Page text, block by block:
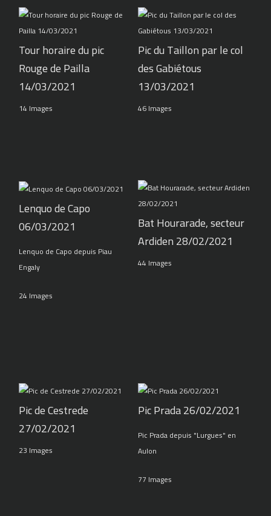
Tour horaire du pic
Rouge de Pailla
14/03/2021
14 Images
Pic du Taillon par le col
des Gabiétous
13/03/2021
46 Images
Lenquo de Capo
06/03/2021
Lenquo de Capo depuis Piau
Engaly
24 Images
Bat Hourarade, secteur
Ardiden 28/02/2021
44 Images
Pic de Cestrede
27/02/2021
23 Images
Pic Prada 26/02/2021
Pic Prada depuis "Lurgues" en
Aulon
77 Images